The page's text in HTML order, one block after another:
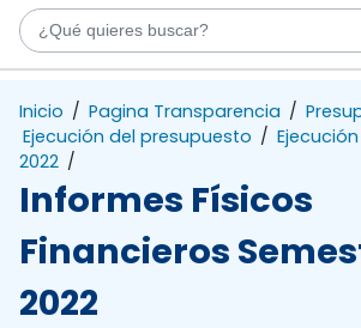
Inicio / Pagina Transparencia /
Ejecución del presupuesto /
2022 /
Informes Físicos
Financieros
2022